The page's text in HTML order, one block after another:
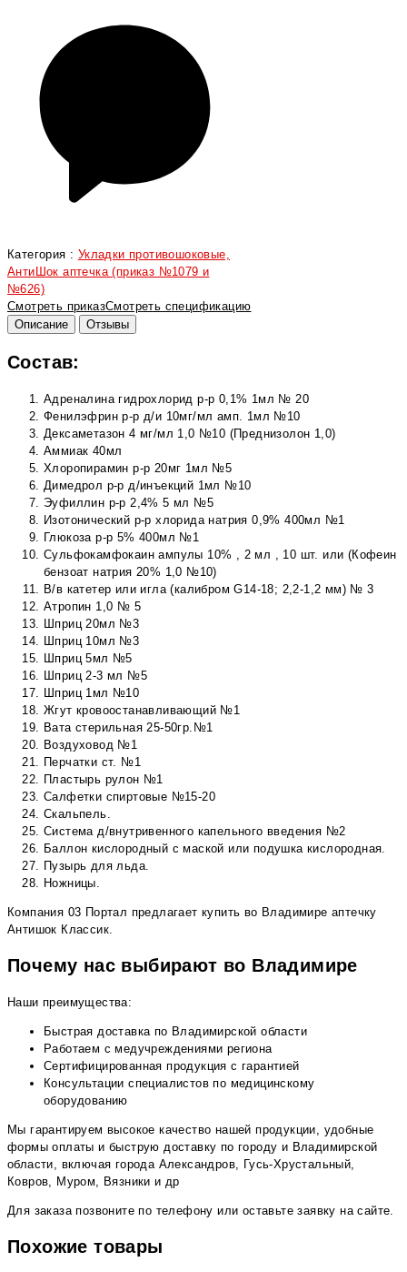
Категория : Укладки противошоковые,
АнтиШок аптечка (приказ №1079 и
№626)
Смотреть приказСмотреть спецификацию
Описание
Отзывы
Состав:
Адреналина гидрохлорид р-р 0,1% 1мл № 20
Фенилэфрин р-р д/и 10мг/мл амп. 1мл №10
Дексаметазон 4 мг/мл 1,0 №10 (Преднизолон 1,0)
Аммиак 40мл
Хлоропирамин р-р 20мг 1мл №5
Димедрол р-р д/инъекций 1мл №10
Эуфиллин р-р 2,4% 5 мл №5
Изотонический р-р хлорида натрия 0,9% 400мл №1
Глюкоза р-р 5% 400мл №1
Сульфокамфокаин ампулы 10% , 2 мл , 10 шт. или (Кофеин
бензоат натрия 20% 1,0 №10)
В/в катетер или игла (калибром G14-18; 2,2-1,2 мм) № 3
Атропин 1,0 № 5
Шприц 20мл №3
Шприц 10мл №3
Шприц 5мл №5
Шприц 2-3 мл №5
Шприц 1мл №10
Жгут кровоостанавливающий №1
Вата стерильная 25-50гр.№1
Воздуховод №1
Перчатки ст. №1
Пластырь рулон №1
Салфетки спиртовые №15-20
Скальпель.
Система д/внутривенного капельного введения №2
Баллон кислородный с маской или подушка кислородная.
Пузырь для льда.
Ножницы.
Компания 03 Портал предлагает купить во Владимире аптечку
Антишок Классик.
Почему нас выбирают во Владимире
Наши преимущества:
Быстрая доставка по Владимирской области
Работаем с медучреждениями региона
Сертифицированная продукция с гарантией
Консультации специалистов по медицинскому
оборудованию
Мы гарантируем высокое качество нашей продукции, удобные
формы оплаты и быструю доставку по городу и Владимирской
области, включая города Александров, Гусь-Хрустальный,
Ковров, Муром, Вязники и др
Для заказа позвоните по телефону или оставьте заявку на сайте.
Похожие товары